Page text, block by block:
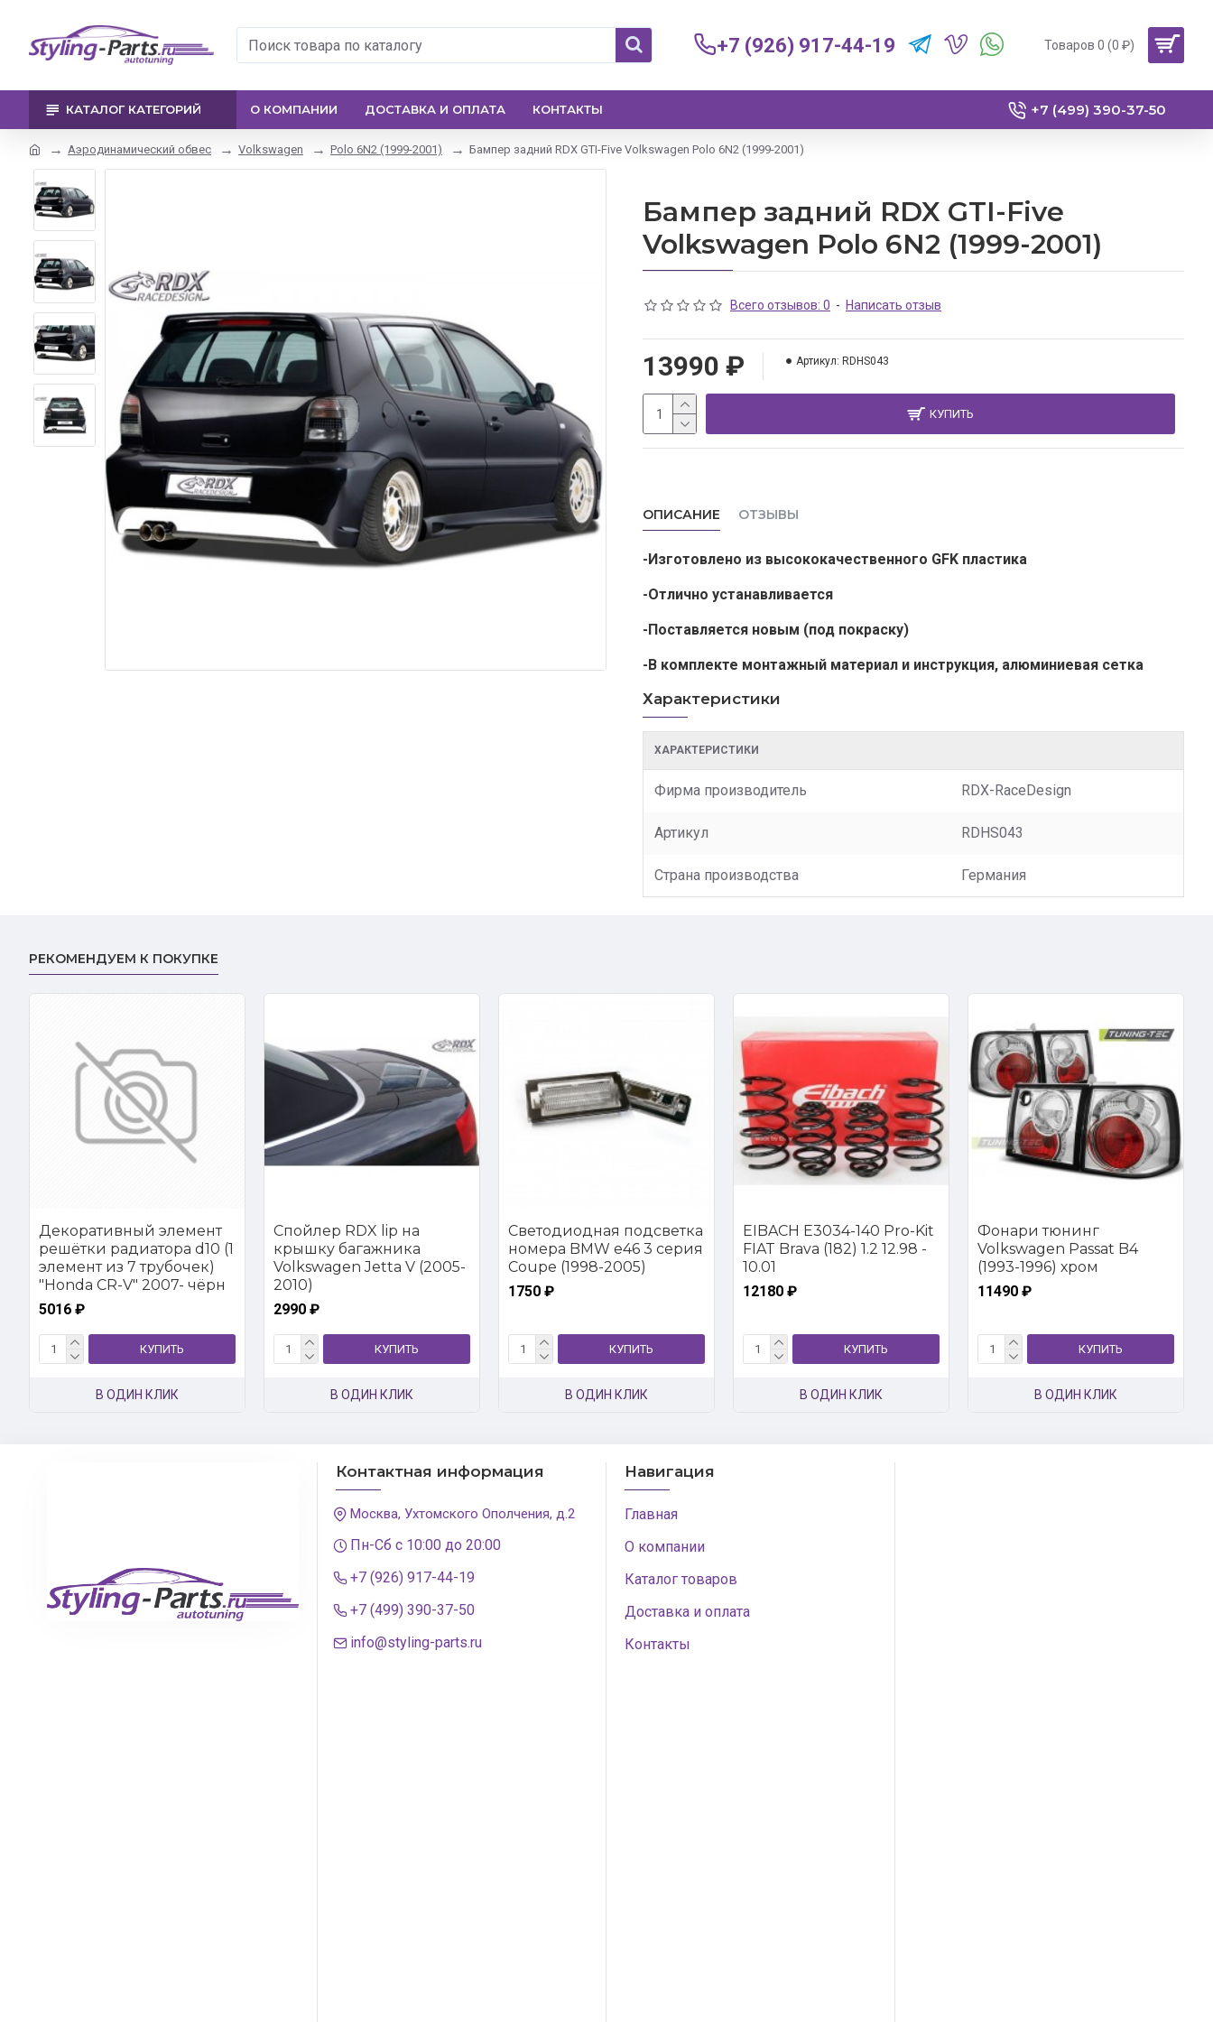
+7 (926) 917-44-19 Товаров 0 (0 ₽)
КАТАЛОГ КАТЕГОРИЙ О КОМПАНИИ ДОСТАВКА И ОПЛАТА КОНТАКТЫ +7 (499) 390-37-50
Аэродинамический обвес Volkswagen Polo 6N2 (1999-2001) Бампер задний RDX GTI-Five Volkswagen Polo 6N2 (1999-2001)
Бампер задний RDX GTI-Five
Volkswagen Polo 6N2 (1999-2001)
Всего отзывов: 0 - Написать отзыв
13990 ₽ Артикул: RDHS043
КУПИТЬ
ОПИСАНИЕ ОТЗЫВЫ
-Изготовлено из высококачественного GFK пластика
-Отлично устанавливается
-Поставляется новым (под покраску)
-В комплекте монтажный материал и инструкция, алюминиевая сетка
Характеристики
ХАРАКТЕРИСТИКИ
Фирма производитель RDX-RaceDesign
Артикул RDHS043
Страна производства Германия
РЕКОМЕНДУЕМ К ПОКУПКЕ
Декоративный элемент
решётки радиатора d10 (1
элемент из 7 трубочек)
"Honda CR-V" 2007- чёрн
5016 ₽
КУПИТЬ
В ОДИН КЛИК
Спойлер RDX lip на
крышку багажника
Volkswagen Jetta V (2005-
2010)
2990 ₽
КУПИТЬ
В ОДИН КЛИК
Светодиодная подсветка
номера BMW e46 3 серия
Coupe (1998-2005)
1750 ₽
КУПИТЬ
В ОДИН КЛИК
EIBACH E3034-140 Pro-Kit
FIAT Brava (182) 1.2 12.98 -
10.01
12180 ₽
КУПИТЬ
В ОДИН КЛИК
Фонари тюнинг
Volkswagen Passat B4
(1993-1996) хром
11490 ₽
КУПИТЬ
В ОДИН КЛИК
Контактная информация
Москва, Ухтомского Ополчения, д.2
Пн-Сб с 10:00 до 20:00
+7 (926) 917-44-19
+7 (499) 390-37-50
info@styling-parts.ru
Навигация
Главная
О компании
Каталог товаров
Доставка и оплата
Контакты